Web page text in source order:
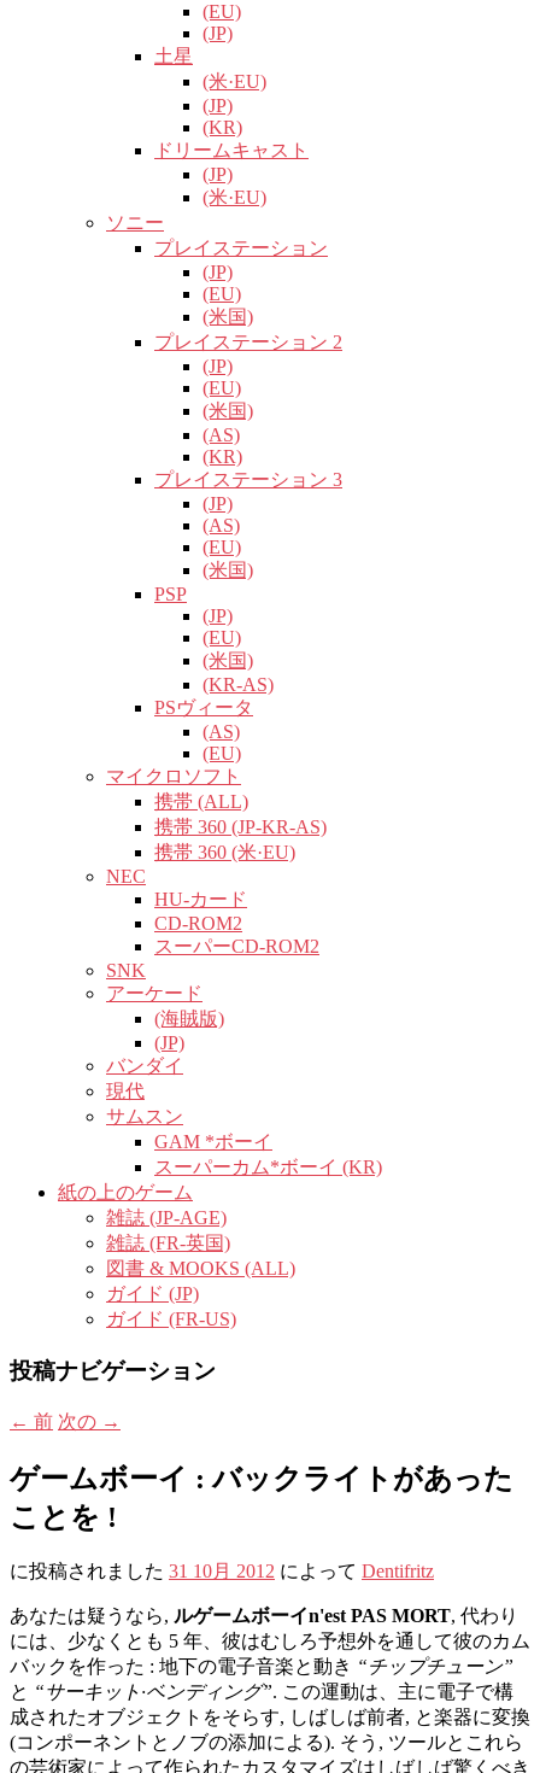
(EU)
(JP)
土星
(米·EU)
(JP)
(KR)
ドリームキャスト
(JP)
(米·EU)
ソニー
プレイステーション
(JP)
(EU)
(米国)
プレイステーション 2
(JP)
(EU)
(米国)
(AS)
(KR)
プレイステーション 3
(JP)
(AS)
(EU)
(米国)
PSP
(JP)
(EU)
(米国)
(KR-AS)
PSヴィータ
(AS)
(EU)
マイクロソフト
携帯 (ALL)
携帯 360 (JP-KR-AS)
携帯 360 (米·EU)
NEC
HU-カード
CD-ROM2
スーパーCD-ROM2
SNK
アーケード
(海賊版)
(JP)
バンダイ
現代
サムスン
GAM *ボーイ
スーパーカム*ボーイ (KR)
紙の上のゲーム
雑誌 (JP-AGE)
雑誌 (FR-英国)
図書 & MOOKS (ALL)
ガイド (JP)
ガイド (FR-US)
投稿ナビゲーション
← 前 次の →
ゲームボーイ : バックライトがあった
ことを !
に投稿されました 31 10月 2012 によって Dentifritz
あなたは疑うなら, ルゲームボーイn'est PAS MORT, 代わり
には、少なくとも 5 年、彼はむしろ予想外を通して彼のカム
バックを作った : 地下の電子音楽と動き “チップチューン”
と “サーキット·ベンディング”. この運動は、主に電子で構
成されたオブジェクトをそらす, しばしば前者, と楽器に変換
(コンポーネントとノブの添加による). そう, ツールとこれら
の芸術家によって作られたカスタマイズはしばしば驚くべき